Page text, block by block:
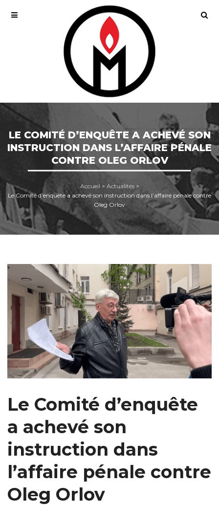
LE COMITÉ D’ENQUÊTE A ACHEVÉ SON
INSTRUCTION DANS L’AFFAIRE PÉNALE
CONTRE OLEG ORLOV
Accueil > Actualités>
Le Comité d’enquête a achevé son instruction dans l’affaire pénale contre
Oleg Orlov
Le Comité d’enquête
a achevé son
instruction dans
l’affaire pénale contre
Oleg Orlov